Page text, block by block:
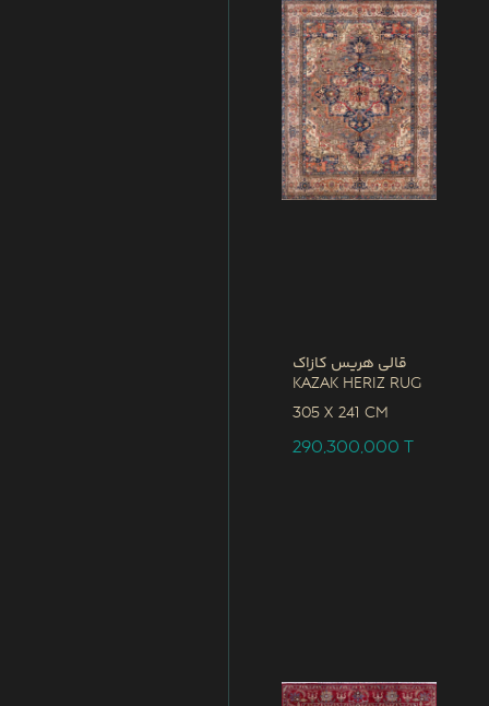
قالی هریس کازاک
Kazak Heriz Rug
305 x 241 CM
290,300,000T